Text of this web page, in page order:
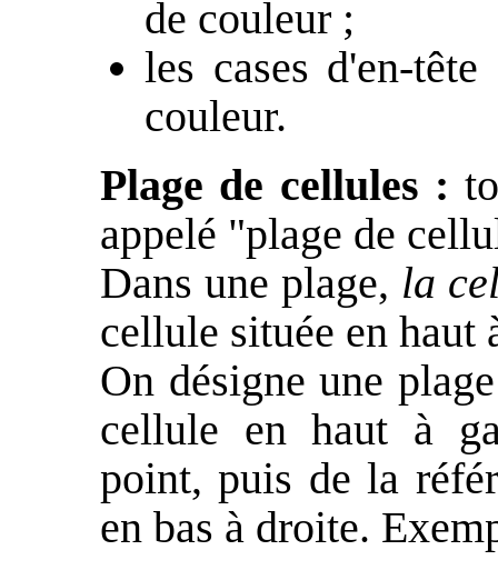
de couleur ;
les cases d'en-
couleur.
Plage de cellules :
appelé "plage de
Dans une plage, la
cellule située en haut
On désigne une
cellule en haut à
point, puis de la
en bas à droite.